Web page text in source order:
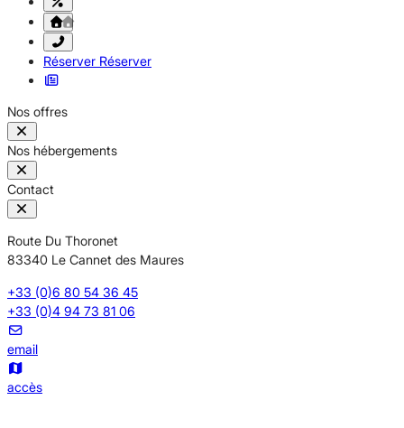
Réserver Réserver
Nos offres
Nos hébergements
Contact
Route Du Thoronet
83340 Le Cannet des Maures
+33 (0)6 80 54 36 45
+33 (0)4 94 73 81 06
email
accès